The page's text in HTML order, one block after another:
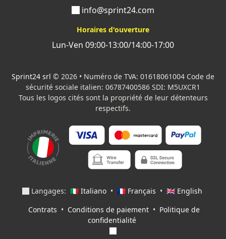
info@sprint24.com
Horaires d'ouverture
Lun-Ven 09:00-13:00/14:00-17:00
Sprint24 srl © 2026 • Numéro de TVA: 01618061004 Code de
sécurité sociale italien: 06787400586 SDI: M5UXCR1
Tous les logos cités sont la propriété de leur détenteurs
respectifs.
Langages: 🇮🇹 Italiano • 🇫🇷 Français • 🇬🇧 English
Contrats • Conditions de paiement • Politique de
confidentialité